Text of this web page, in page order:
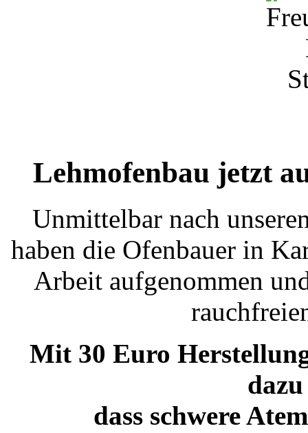
Lehmofenbau jetzt
Unmittelbar nach
haben die Ofenbauer in
Arbeit aufgenommen
Mit 30 Euro
dass schwere